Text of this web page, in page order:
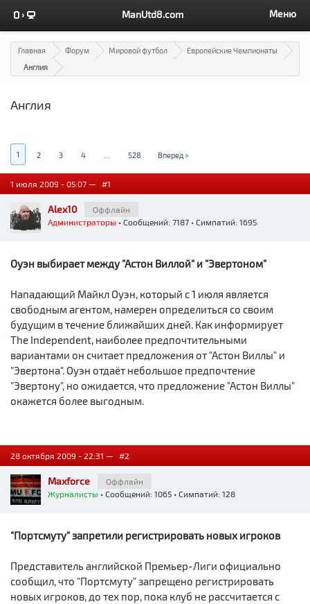
ManUtd8.com Меню
Главная Форум Мировой футбол
Европейские Чемпионаты
Англия
Англия
1 2 3 4 528 Вперед >
1 июля 2009 - 05:07 — #1
Alex10
Оффлайн
Администраторы • Сообщений: 7187 • Симпатий: 1695
Оуэн выбирает между "Астон Виллой" и "Эвертоном"
Нападающий Майкл Оуэн, который с 1 июля является
свободным агентом, намерен определиться со своим
будущим в течение ближайших дней. Как информирует
The Independent, наиболее предпочтительными
вариантами он считает предложения от "Астон Виллы" и
"Эвертона". Оуэн отдаёт небольшое предпочтение
"Эвертону", но ожидается, что предложение "Астон Виллы"
окажется более выгодным.
28 октября 2009 - 22:31 — #2
Maxforce
Оффлайн
Журналисты • Сообщений: 1065 • Симпатий: 128
"Портсмуту" запретили регистрировать новых игроков
Представитель английской Премьер-Лиги официально
сообщил, что "Портсмуту" запрещено регистрировать
новых игроков, до тех пор, пока клуб не рассчитается с